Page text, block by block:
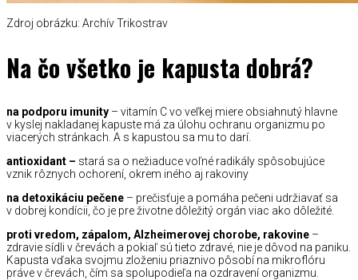
Zdroj obrázku: Archív Trikostrav
Na čo všetko je kapusta dobrá?
na podporu imunity – vitamín C vo veľkej miere obsiahnutý hlavne
v kyslej nakladanej kapuste má za úlohu ochranu organizmu po
viacerých stránkach. A s kapustou sa mu to darí.
antioxidant – stará sa o nežiaduce voľné radikály spôsobujúce
vznik rôznych ochorení, okrem iného aj rakoviny
na detoxikáciu pečene – prečisťuje a pomáha pečeni udržiavať sa
v dobrej kondícii, čo je pre životne dôležitý orgán viac ako dôležité.
proti vredom, zápalom, Alzheimerovej chorobe, rakovine –
zdravie sídli v črevách a pokiaľ sú tieto zdravé, nie je dôvod na paniku.
Kapusta vďaka svojmu zloženiu priaznivo pôsobí na mikroflóru
práve v črevách, čím sa spolupodieľa na ozdravení organizmu.